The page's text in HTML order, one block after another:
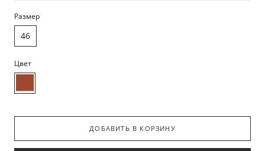
Размер
46
Цвет
ДОБАВИТЬ В КОРЗИНУ